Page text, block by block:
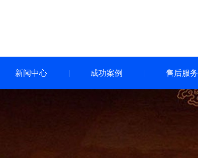
新闻中心 成功案例 售后服务